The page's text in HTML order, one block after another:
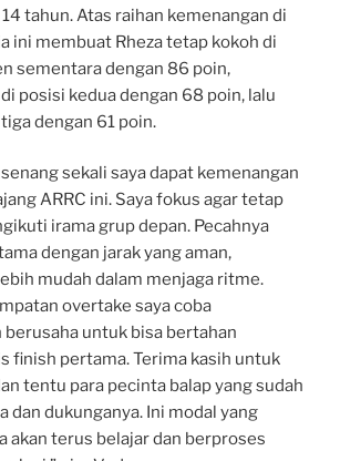
tahun. Atas raihan kemenangan di
ini membuat Rheza tetap kokoh di
sementara dengan 86 poin,
posisi kedua dengan 68 poin, lalu
dengan 61 poin.
sekali saya dapat kemenangan
ARRC ini. Saya fokus agar tetap
irama grup depan. Pecahnya
dengan jarak yang aman,
mudah dalam menjaga ritme.
overtake saya coba
berusaha untuk bisa bertahan
finish pertama. Terima kasih untuk
tentu para pecinta balap yang sudah
dan dukunganya. Ini modal yang
akan terus belajar dan berproses